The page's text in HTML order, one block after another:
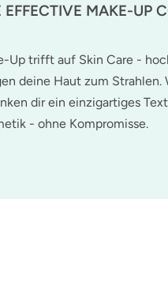
EFFECTIVE MAKE-UP
Up trifft auf Skin Care -
deine Haut zum
dir ein einzigartiges
- ohne Kompromisse.